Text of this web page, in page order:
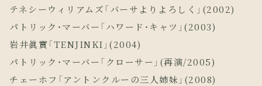
テネシーウィリアムズ「バーサよりよろしく」(2002)
パトリック・マーバー「ハワード・キャツ」(2003)
岩井眞實「TENJINKI」(2004)
パトリック・マーバー「クローサー」(再演/2005)
チェーホフ「アントンクルーの三人姉妹」(2008)